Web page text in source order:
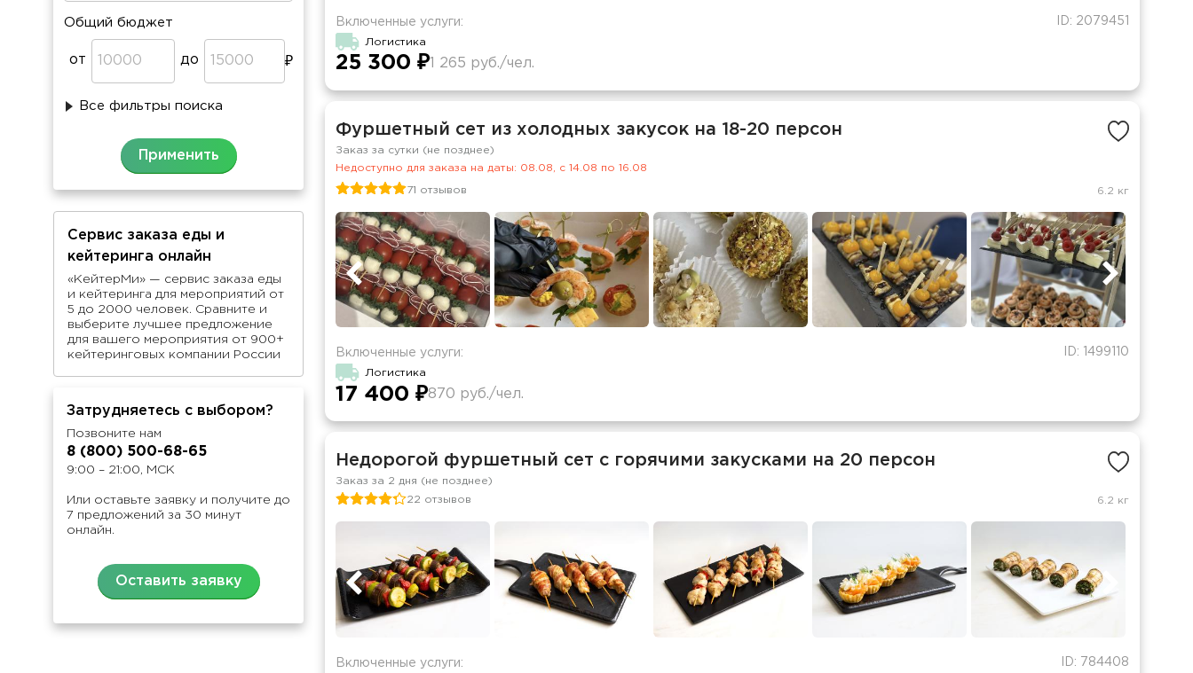
Общий бюджет
от до
Все фильтры поиска
Сервис заказа еды и
кейтеринга онлайн
«КейтерМи» — сервис заказа еды
и кейтеринга для мероприятий от
5 до 2000 человек. Сравните и
выберите лучшее предложение
для вашего мероприятия от 900+
кейтеринговых компании России
Затрудняетесь с выбором?
Позвоните нам
8 (800) 500-68-65
9:00 – 21:00, МСК
Или оставьте заявку и получите до
7 предложений за 30 минут
онлайн.
Оставить заявку
ID: 2079451
Включенные услуги:
Логистика
25 300 ₽1 265 руб./чел.
Фуршетный сет из холодных закусок на 18-20 персон
Заказ за сутки (не позднее)
Недоступно для заказа на даты: 08.08, c 14.08 по 16.08
71 отзывов 6.2 кг
ID: 1499110
Включенные услуги:
Логистика
17 400 ₽870 руб./чел.
Недорогой фуршетный сет с горячими закусками на 20 персон
Заказ за 2 дня (не позднее)
22 отзывов
6.2 кг
ID: 784408
Включенные услуги: